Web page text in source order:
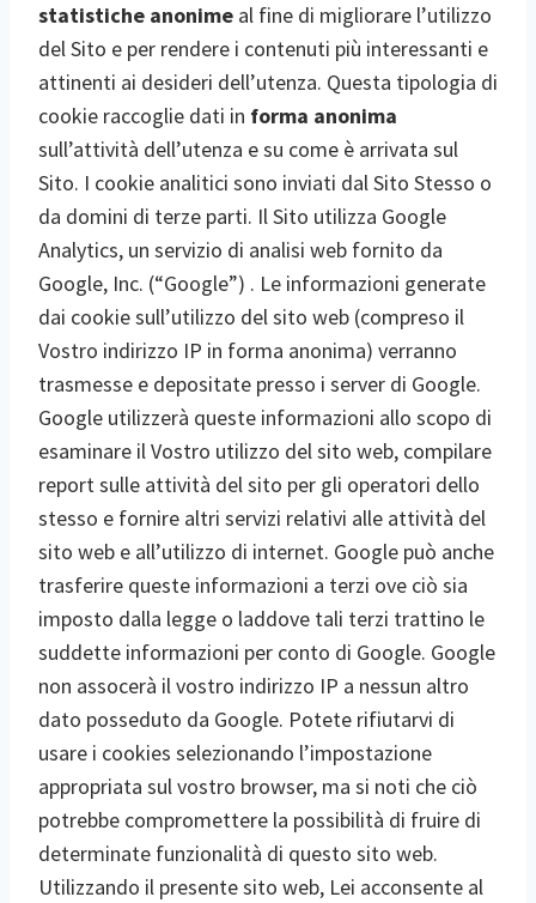
statistiche anonime al fine di migliorare l’utilizzo
del Sito e per rendere i contenuti più interessanti e
attinenti ai desideri dell’utenza. Questa tipologia di
cookie raccoglie dati in forma anonima
sull’attività dell’utenza e su come è arrivata sul
Sito. I cookie analitici sono inviati dal Sito Stesso o
da domini di terze parti. Il Sito utilizza Google
Analytics, un servizio di analisi web fornito da
Google, Inc. (“Google”) . Le informazioni generate
dai cookie sull’utilizzo del sito web (compreso il
Vostro indirizzo IP in forma anonima) verranno
trasmesse e depositate presso i server di Google.
Google utilizzerà queste informazioni allo scopo di
esaminare il Vostro utilizzo del sito web, compilare
report sulle attività del sito per gli operatori dello
stesso e fornire altri servizi relativi alle attività del
sito web e all’utilizzo di internet. Google può anche
trasferire queste informazioni a terzi ove ciò sia
imposto dalla legge o laddove tali terzi trattino le
suddette informazioni per conto di Google. Google
non assocerà il vostro indirizzo IP a nessun altro
dato posseduto da Google. Potete rifiutarvi di
usare i cookies selezionando l’impostazione
appropriata sul vostro browser, ma si noti che ciò
potrebbe compromettere la possibilità di fruire di
determinate funzionalità di questo sito web.
Utilizzando il presente sito web, Lei acconsente al